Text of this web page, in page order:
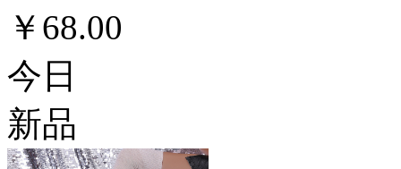
￥68.00
今日
新品